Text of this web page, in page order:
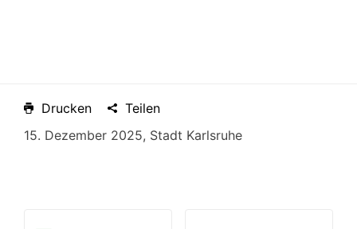
Drucken
Teilen
15. Dezember 2025, Stadt Karlsruhe